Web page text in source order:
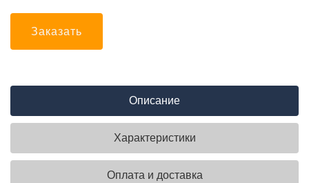
Заказать
Описание
Характеристики
Оплата и доставка